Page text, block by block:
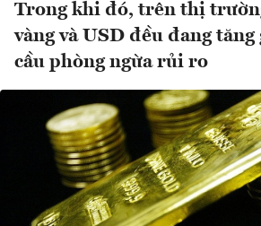
Trong khi đó, trên thị
vàng và USD đều đang
cầu phòng ngừa rủi ro